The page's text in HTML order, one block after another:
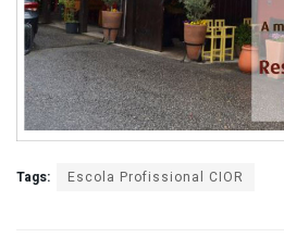
Tags: Escola Profissional CIOR